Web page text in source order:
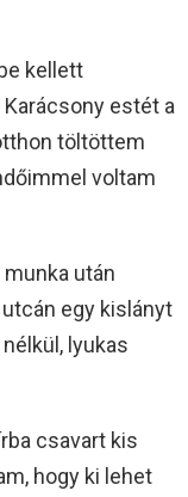
kellett
estét a
töltöttem
voltam
után
egy kislányt
lyukas
csavart kis
hogy ki lehet